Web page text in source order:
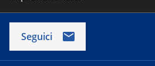
Seguici